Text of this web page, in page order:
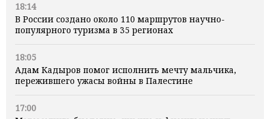
18:14
В России создано около 110 маршрутов научно-
популярного туризма в 35 регионах
18:05
Адам Кадыров помог исполнить мечту мальчика,
пережившего ужасы войны в Палестине
17:00